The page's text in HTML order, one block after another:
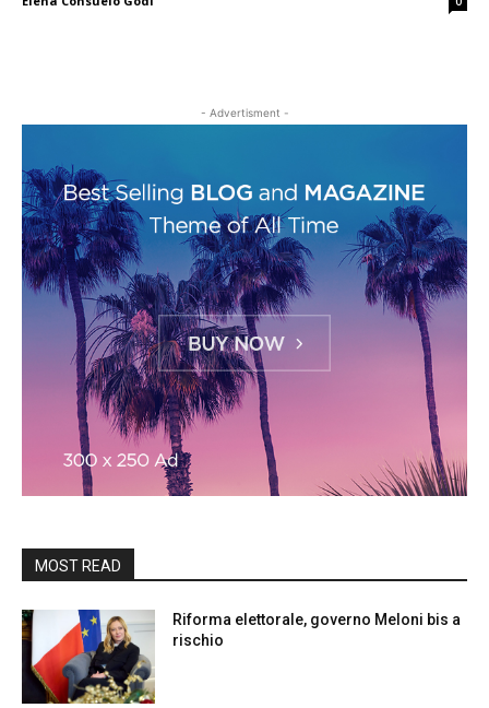
- Advertisment -
MOST READ
Riforma elettorale, governo Meloni bis a
rischio